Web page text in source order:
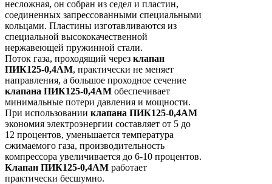
несложная, он собран из седел и пластин,
соединенных запрессованными специальными
кольцами. Пластины изготавливаются из
специальной высококачественной
нержавеющей пружинной стали.
Поток газа, проходящий через клапан
ПИК125-0,4АМ, практически не меняет
направления, а большое проходное сечение
клапана ПИК125-0,4АМ обеспечивает
минимальные потери давления и мощности.
При использовании клапана ПИК125-0,4АМ
экономия электроэнергии составляет от 5 до
12 процентов, уменьшается температура
сжимаемого газа, производительность
компрессора увеличивается до 6-10 процентов.
Клапан ПИК125-0,4АМ работает
практически бесшумно.